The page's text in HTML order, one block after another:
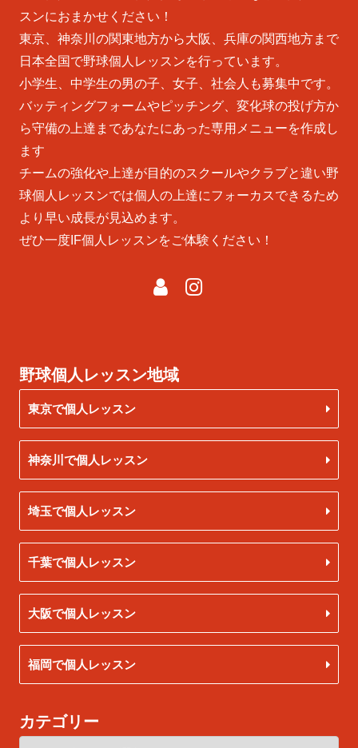
スンにおまかせください！
東京、神奈川の関東地方から大阪、兵庫の関西地方まで
日本全国で野球個人レッスンを行っています。
小学生、中学生の男の子、女子、社会人も募集中です。
バッティングフォームやピッチング、変化球の投げ方か
ら守備の上達まであなたにあった専用メニューを作成し
ます
チームの強化や上達が目的のスクールやクラブと違い野
球個人レッスンでは個人の上達にフォーカスできるため
より早い成長が見込めます。
ぜひ一度IF個人レッスンをご体験ください！
野球個人レッスン地域
東京で個人レッスン
神奈川で個人レッスン
埼玉で個人レッスン
千葉で個人レッスン
大阪で個人レッスン
福岡で個人レッスン
カテゴリー